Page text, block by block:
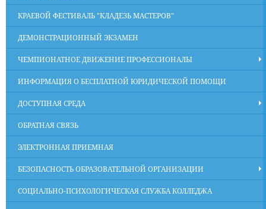
КРАЕВОЙ ФЕСТИВАЛЬ "КЛАДЕЗЬ МАСТЕРОВ"
ДЕМОНСТРАЦИОННЫЙ ЭКЗАМЕН
ЧЕМПИОНАТНОЕ ДВИЖЕНИЕ ПРОФЕССИОНАЛЫ
ИНФОРМАЦИЯ О БЕСПЛАТНОЙ ЮРИДИЧЕСКОЙ ПОМОЩИ
ДОСТУПНАЯ СРЕДА
ОБРАТНАЯ СВЯЗЬ
ЭЛЕКТРОННАЯ ПРИЕМНАЯ
БЕЗОПАСНОСТЬ ОБРАЗОВАТЕЛЬНОЙ ОРГАНИЗАЦИИ
СОЦИАЛЬНО-ПСИХОЛОГИЧЕСКАЯ СЛУЖБА КОЛЛЕДЖА